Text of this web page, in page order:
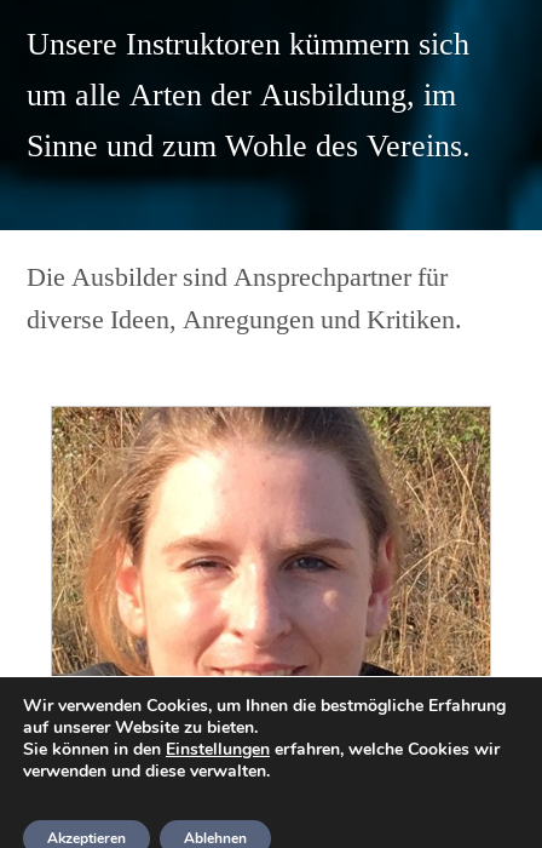
Unsere Instruktoren kümmern sich
um alle Arten der Ausbildung, im
Sinne und zum Wohle des Vereins.
Die Ausbilder sind Ansprechpartner für
diverse Ideen, Anregungen und Kritiken.
Wir verwenden Cookies, um Ihnen die bestmögliche Erfahrung
auf unserer Website zu bieten.
Sie können in den Einstellungen erfahren, welche Cookies wir
verwenden und diese verwalten.
Akzeptieren Ablehnen